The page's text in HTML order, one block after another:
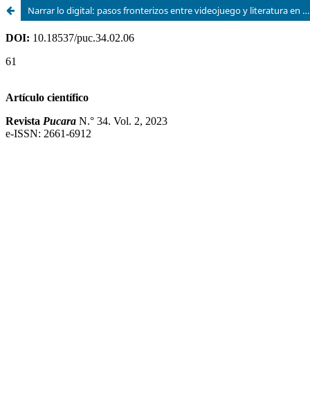
Narrar lo digital: pasos fronterizos entre videojuego y literatura en Piglia, Gamero y Fernández Silanes